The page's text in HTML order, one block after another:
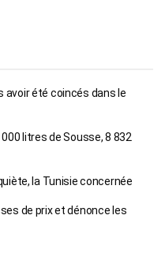
avoir été coincés dans le
000 litres de Sousse, 8 832
la Tunisie concernée
de prix et dénonce les